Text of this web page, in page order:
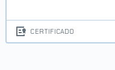
CERTIFICADO